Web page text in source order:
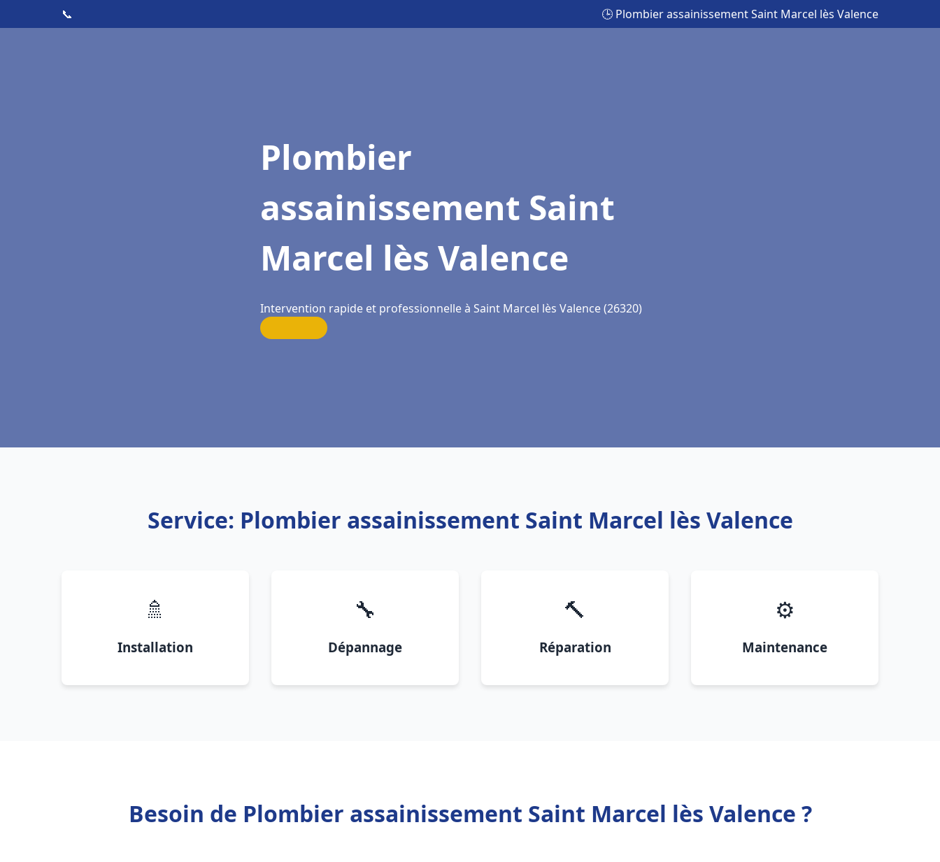
📞 🕒 Plombier assainissement Saint Marcel lès Valence
Plombier
assainissement Saint
Marcel lès Valence
Intervention rapide et professionnelle à Saint Marcel lès Valence (26320)
Service: Plombier assainissement Saint Marcel lès Valence
🚿
Installation
🔧
Dépannage
🔨
Réparation
⚙️
Maintenance
Besoin de Plombier assainissement Saint Marcel lès Valence ?